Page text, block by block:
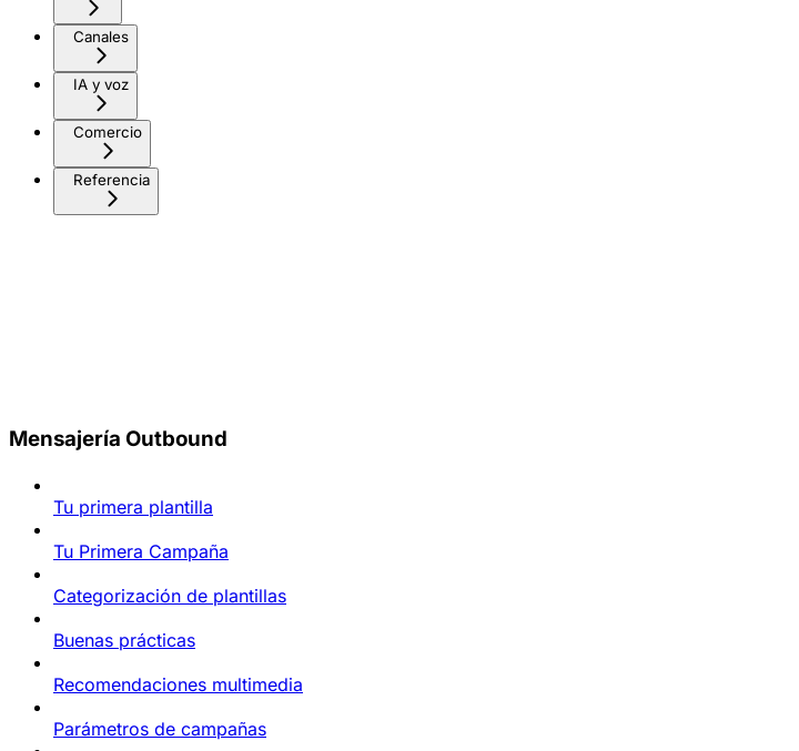
Canales
IA y voz
Comercio
Referencia
Mensajería Outbound
Tu primera plantilla
Tu Primera Campaña
Categorización de plantillas
Buenas prácticas
Recomendaciones multimedia
Parámetros de campañas